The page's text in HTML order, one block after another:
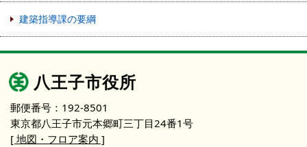
建築指導課の要綱
八王子市役所
郵便番号：192-8501
東京都八王子市元本郷町三丁目24番1号
[ 地図・フロア案内 ]